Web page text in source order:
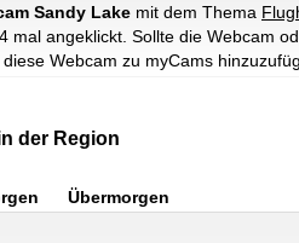
Sandy Lake mit dem Thema
mal angeklickt. Sollte die Webcam
Webcam zu myCams
der Region
Übermorgen